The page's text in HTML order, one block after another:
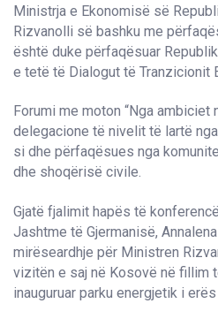
Ministrja e Ekonomisë së
Rizvanolli së bashku me
është duke përfaqësuar
e tetë të Dialogut të Tranzicionit
Forumi me moton “Nga ambiciet
delegacione të nivelit të lartë
si dhe përfaqësues nga
dhe shoqërisë civile.
Gjatë fjalimit hapës të
Jashtme të Gjermanisë,
mirëseardhje për Ministren
vizitën e saj në Kosovë në fillim
inauguruar parku energjetik i